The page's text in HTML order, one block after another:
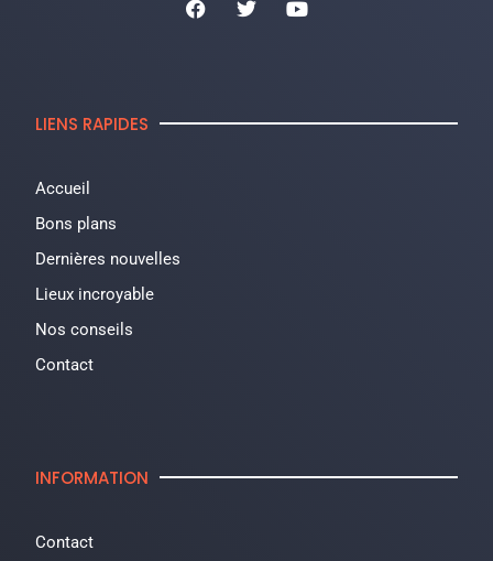
LIENS RAPIDES
Accueil
Bons plans
Dernières nouvelles
Lieux incroyable
Nos conseils
Contact
INFORMATION
Contact